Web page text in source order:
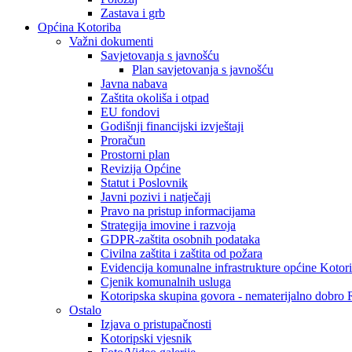
Zastava i grb
Općina Kotoriba
Važni dokumenti
Savjetovanja s javnošću
Plan savjetovanja s javnošću
Javna nabava
Zaštita okoliša i otpad
EU fondovi
Godišnji financijski izvještaji
Proračun
Prostorni plan
Revizija Općine
Statut i Poslovnik
Javni pozivi i natječaji
Pravo na pristup informacijama
Strategija imovine i razvoja
GDPR-zaštita osobnih podataka
Civilna zaštita i zaštita od požara
Evidencija komunalne infrastrukture općine
Cjenik komunalnih usluga
Kotoripska skupina govora - nematerijalno dobro
Ostalo
Izjava o pristupačnosti
Kotoripski vjesnik